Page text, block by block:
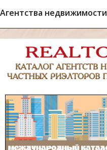
Агентства недвижимости